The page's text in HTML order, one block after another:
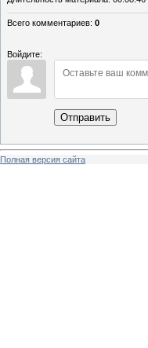
Всего комментариев: 0
Войдите:
Отправить
Полная версия сайта